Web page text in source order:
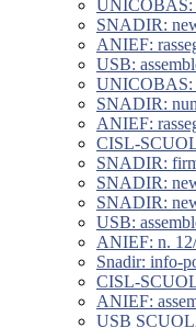
UNICOBAS:
SNADIR:
ANIEF:
USB:
UNICOBAS:
SNADIR:
ANIEF:
CISL-
SNADIR:
SNADIR:
SNADIR:
USB:
ANIEF: n.
Snadir: info-
CISL-
ANIEF:
USB